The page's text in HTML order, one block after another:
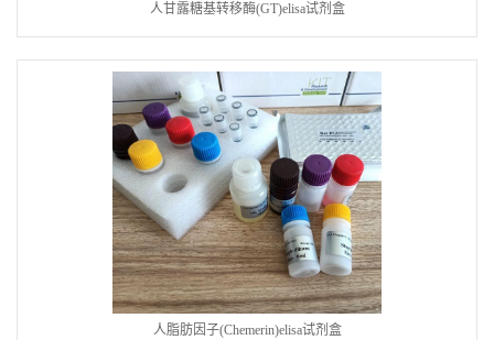
人甘露糖基转移酶(GT)elisa试剂盒
人脂肪因子(Chemerin)elisa试剂盒